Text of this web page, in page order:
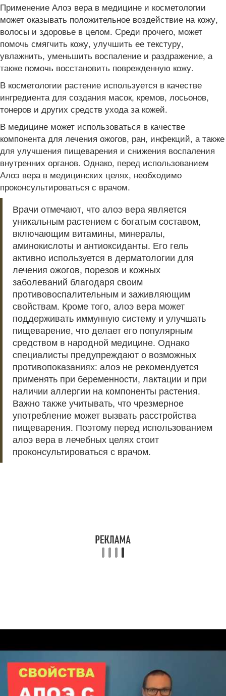
Применение Алоэ вера в медицине и косметологии
может оказывать положительное воздействие на кожу,
волосы и здоровье в целом. Среди прочего, может
помочь смягчить кожу, улучшить ее текстуру,
увлажнить, уменьшить воспаление и раздражение, а
также помочь восстановить поврежденную кожу.
В косметологии растение используется в качестве
ингредиента для создания масок, кремов, лосьонов,
тонеров и других средств ухода за кожей.
В медицине может использоваться в качестве
компонента для лечения ожогов, ран, инфекций, а также
для улучшения пищеварения и снижения воспаления
внутренних органов. Однако, перед использованием
Алоэ вера в медицинских целях, необходимо
проконсультироваться с врачом.
Врачи отмечают, что алоэ вера является
уникальным растением с богатым составом,
включающим витамины, минералы,
аминокислоты и антиоксиданты. Его гель
активно используется в дерматологии для
лечения ожогов, порезов и кожных
заболеваний благодаря своим
противовоспалительным и заживляющим
свойствам. Кроме того, алоэ вера может
поддерживать иммунную систему и улучшать
пищеварение, что делает его популярным
средством в народной медицине. Однако
специалисты предупреждают о возможных
противопоказаниях: алоэ не рекомендуется
применять при беременности, лактации и при
наличии аллергии на компоненты растения.
Важно также учитывать, что чрезмерное
употребление может вызвать расстройства
пищеварения. Поэтому перед использованием
алоэ вера в лечебных целях стоит
проконсультироваться с врачом.